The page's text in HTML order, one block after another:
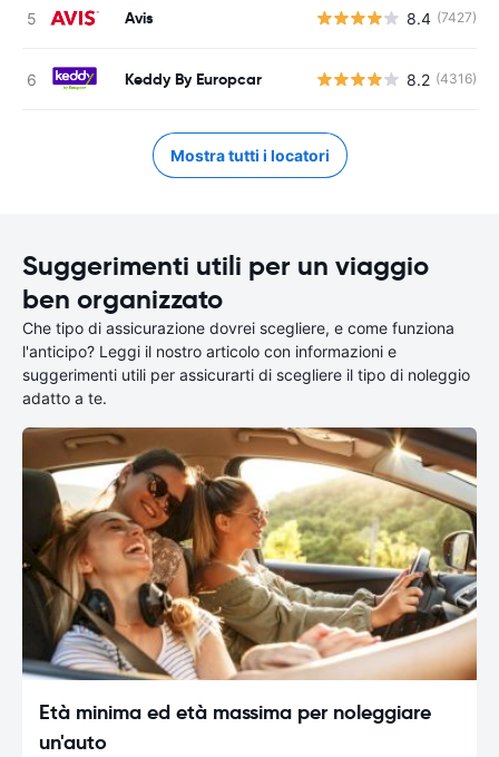
Avis 8.4 (7427)
Keddy By Europcar 8.2 (4316)
Mostra tutti i locatori
Suggerimenti utili per un viaggio
ben organizzato
Che tipo di assicurazione dovrei scegliere, e come funziona
l'anticipo? Leggi il nostro articolo con informazioni e
suggerimenti utili per assicurarti di scegliere il tipo di noleggio
adatto a te.
Età minima ed età massima per noleggiare
un'auto